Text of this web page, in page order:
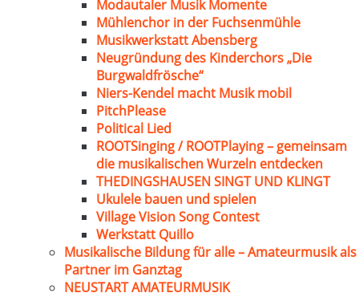
Modautaler Musik Momente
Mühlenchor in der Fuchsenmühle
Musikwerkstatt Abensberg
Neugründung des Kinderchors „Die
Burgwaldfrösche“
Niers-Kendel macht Musik mobil
PitchPlease
Political Lied
ROOTSinging / ROOTPlaying – gemeinsam
die musikalischen Wurzeln entdecken
THEDINGSHAUSEN SINGT UND KLINGT
Ukulele bauen und spielen
Village Vision Song Contest
Werkstatt Quillo
Musikalische Bildung für alle – Amateurmusik als
Partner im Ganztag
NEUSTART AMATEURMUSIK